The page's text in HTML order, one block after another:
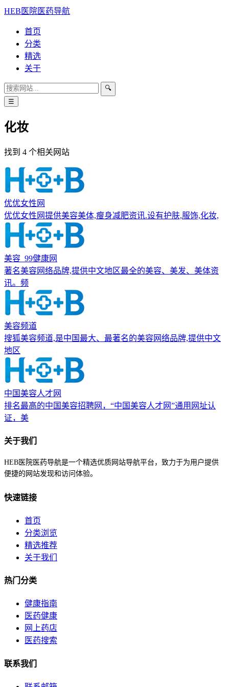
HEB医院医药导航
首页
分类
精选
关于
🔍
☰
化妆
找到 4 个相关网站
优优女性网
优优女性网提供美容美体,瘦身减肥资讯.设有护肤,服饰,化妆,
美容_99健康网
著名美容网络品牌,提供中文地区最全的美容、美发、美体资
讯。频
美容频道
搜狐美容频道,是中国最大、最著名的美容网络品牌,提供中文
地区
中国美容人才网
排名最高的中国美容招聘网，“中国美容人才网”通用网址认
证，美
关于我们
HEB医院医药导航是一个精选优质网站导航平台，致力于为用户提供
便捷的网站发现和访问体验。
快速链接
首页
分类浏览
精选推荐
关于我们
热门分类
健康指南
医药健康
网上药店
医药搜索
联系我们